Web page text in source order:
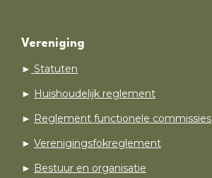
Vereniging
► Statuten
► Huishoudelijk reglement
► Reglement functionele commissies
► Verenigingsfokreglement
► Bestuur en organisatie